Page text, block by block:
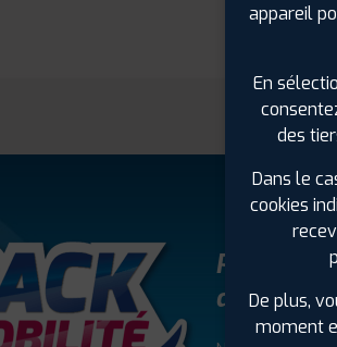
Profil
apporter
appareil
En
des
Dans le
cookies
De plus,
moment